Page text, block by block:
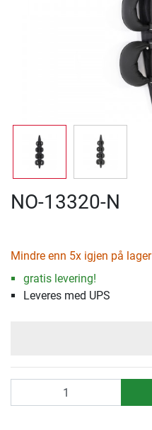
NO-13320-N
Mindre enn 5x igjen på lager
gratis levering!
Leveres med UPS